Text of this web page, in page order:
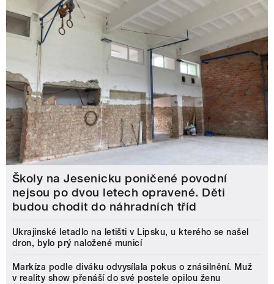
Školy na Jesenicku poničené povodní
nejsou po dvou letech opravené. Děti
budou chodit do náhradních tříd
Ukrajinské letadlo na letišti v Lipsku, u kterého se našel
dron, bylo prý naložené municí
Markíza podle diváku odvysílala pokus o znásilnění. Muž
v reality show přenáší do své postele opilou ženu